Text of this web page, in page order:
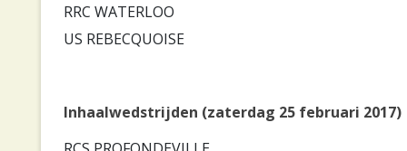
RRC WATERLOO
US REBECQUOISE
Inhaalwedstrijden (zaterdag 25 februari 2017)